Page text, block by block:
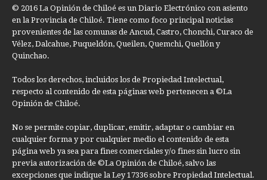
© 2016 La Opinión de Chiloé es un Diario Electrónico con asiento
en la Provincia de Chiloé. Tiene como foco principal noticias
provenientes de las comunas de Ancud, Castro, Chonchi, Curaco de
Vélez, Dalcahue, Puqueldón, Queilen, Quemchi, Quellón y
Quinchao.
Todos los derechos, incluidos los de Propiedad Intelectual,
respecto al contenido de esta páginas web pertenecen a ©La
Opinión de Chiloé.
No se permite copiar, duplicar, emitir, adaptar o cambiar en
cualquier forma y por cualquier medio el contenido de esta
página web ya sea para fines comerciales y/o fines sin lucro sin
previa autorización de ©La Opinión de Chiloé, salvo las
excepciones que indique la Ley 17336 sobre Propiedad Intelectual.